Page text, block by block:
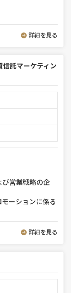
詳細を見る
託マーケティン
び営業戦略の企
ーションに係る
詳細を見る